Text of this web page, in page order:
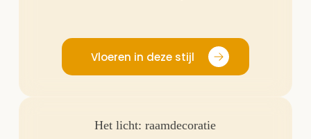
Vloeren in deze stijl
Het licht: raamdecoratie